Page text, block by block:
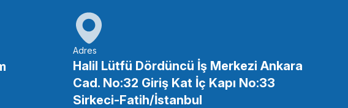
Hafif Üst ​​Plakası
Adres
Halil Lütfü Dördüncü İş Merkezi Ankara
Cad. No:32 Giriş Kat İç Kapı No:33
Sirkeci-Fatih/İstanbul